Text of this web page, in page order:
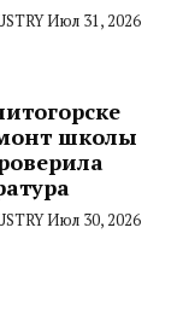
Июл 31, 2026
школы
Июл 30, 2026